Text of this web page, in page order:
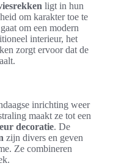
ligt in hun
om karakter toe te
om een modern
interieur, het
zorgt ervoor dat de
inrichting weer
maakt ze tot een
decoratie. De
zijn divers en geven
Ze combineren